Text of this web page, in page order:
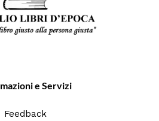
e Servizi
Feedback